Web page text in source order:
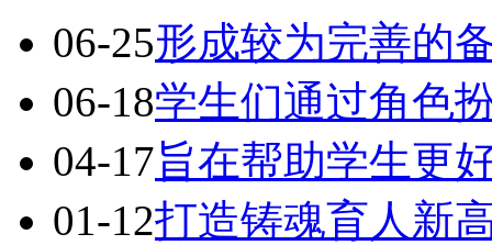
06-25形成较为完善的
06-18学生们通过角色
04-17旨在帮助学生更
01-12打造铸魂育人新